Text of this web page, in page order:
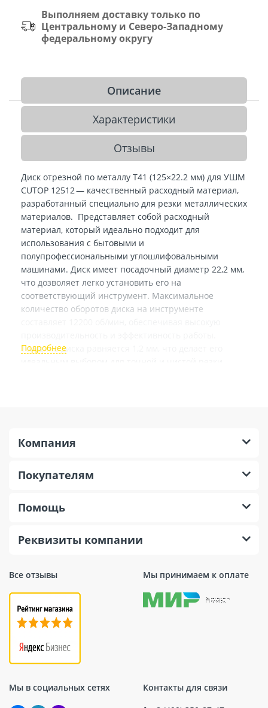
Выполняем доставку только по
Центральному и Северо-Западному
федеральному округу
Описание
Характеристики
Отзывы
Диск отрезной по металлу T41 (125×22.2 мм) для УШМ
CUTOP 12512 — качественный расходный материал,
разработанный специально для резки металлических
материалов. Представляет собой расходный
материал, который идеально подходит для
использования с бытовыми и
полупрофессиональными углошлифовальными
машинами. Диск имеет посадочный диаметр 22,2 мм,
что дозволяет легко установить его на
соответствующий инструмент. Максимальное
количество оборотов диска на инструменте
Толщина диска равняется 1,2 мм, что делает его
отрезной по металлу T41 (125×22.2 мм) для УШМ
надежность. Этот инструмент станет незаменимым
металлических материалов.
Все отзывы Мы принимаем к оплате
Мы в социальных сетях Контакты для связи
Компания
Покупателям
Помощь
Реквизиты компании